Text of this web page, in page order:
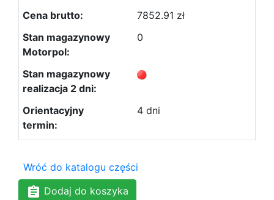
7852.91 zł
0
4 dni
Wróć do katalogu części
Dodaj do koszyka